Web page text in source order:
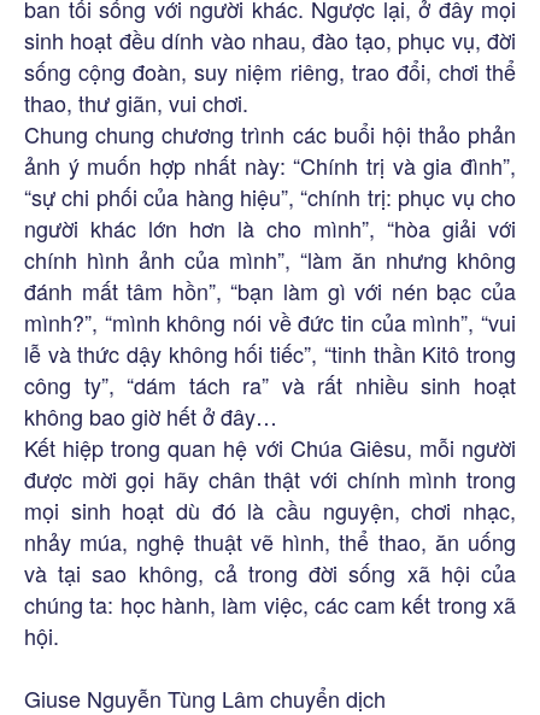
ban tối sống với người khác. Ngược lại, ở đây mọi
sinh hoạt đều dính vào nhau, đào tạo, phục vụ, đời
sống cộng đoàn, suy niệm riêng, trao đổi, chơi thể
thao, thư giãn, vui chơi.
Chung chung chương trình các buổi hội thảo phản
ảnh ý muốn hợp nhất này: “Chính trị và gia đình”,
“sự chi phối của hàng hiệu”, “chính trị: phục vụ cho
người khác lớn hơn là cho mình”, “hòa giải với
chính hình ảnh của mình”, “làm ăn nhưng không
đánh mất tâm hồn”, “bạn làm gì với nén bạc của
mình?”, “mình không nói về đức tin của mình”, “vui
lễ và thức dậy không hối tiếc”, “tinh thần Kitô trong
công ty”, “dám tách ra” và rất nhiều sinh hoạt
không bao giờ hết ở đây…
Kết hiệp trong quan hệ với Chúa Giêsu, mỗi người
được mời gọi hãy chân thật với chính mình trong
mọi sinh hoạt dù đó là cầu nguyện, chơi nhạc,
nhảy múa, nghệ thuật vẽ hình, thể thao, ăn uống
và tại sao không, cả trong đời sống xã hội của
chúng ta: học hành, làm việc, các cam kết trong xã
hội.
Giuse Nguyễn Tùng Lâm chuyển dịch